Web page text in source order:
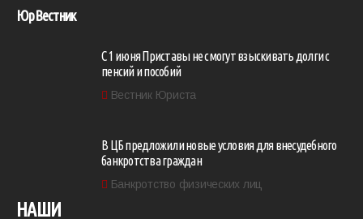
ЮрВестник
С 1 июня Приставы не смогут взыскивать долги с
пенсий и пособий
Вестник Юриста
В ЦБ предложили новые условия для внесудебного
банкротства граждан
Банкротство физических лиц
НАШИ